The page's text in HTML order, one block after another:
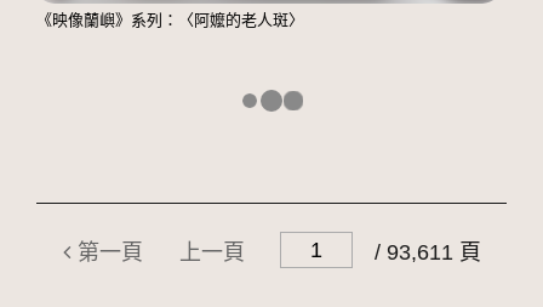
《映像蘭嶼》系列：〈阿嬤的老人斑〉
第一頁 上一頁 / 93,611 頁